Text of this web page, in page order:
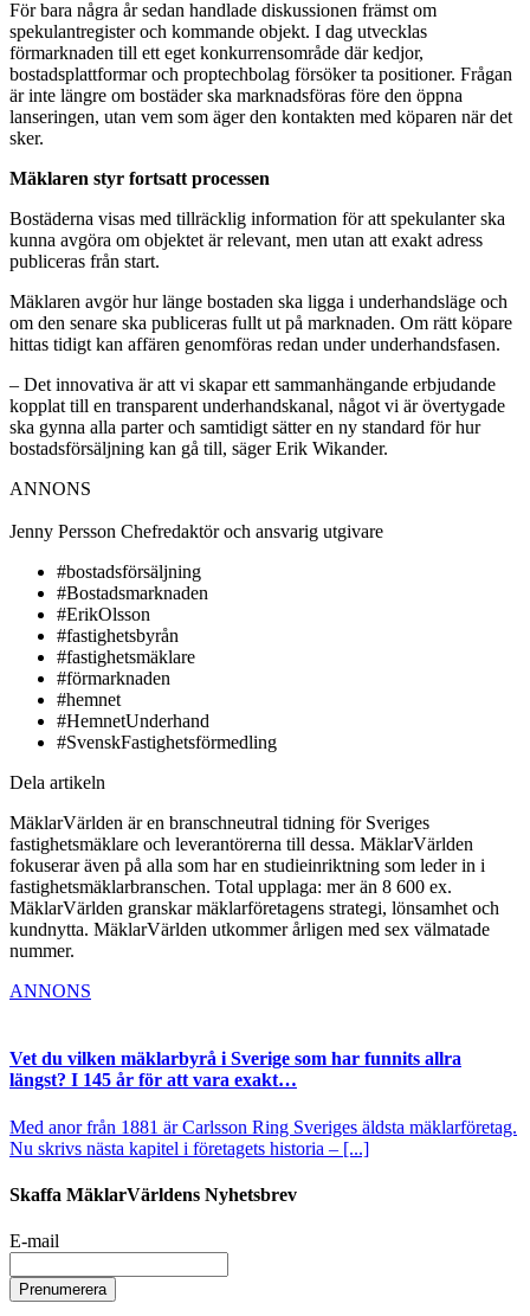
För bara några år sedan handlade diskussionen främst om
spekulantregister och kommande objekt. I dag utvecklas
förmarknaden till ett eget konkurrensområde där kedjor,
bostadsplattformar och proptechbolag försöker ta positioner. Frågan
är inte längre om bostäder ska marknadsföras före den öppna
lanseringen, utan vem som äger den kontakten med köparen när det
sker.
Mäklaren styr fortsatt processen
Bostäderna visas med tillräcklig information för att spekulanter ska
kunna avgöra om objektet är relevant, men utan att exakt adress
publiceras från start.
Mäklaren avgör hur länge bostaden ska ligga i underhandsläge och
om den senare ska publiceras fullt ut på marknaden. Om rätt köpare
hittas tidigt kan affären genomföras redan under underhandsfasen.
– Det innovativa är att vi skapar ett sammanhängande erbjudande
kopplat till en transparent underhandskanal, något vi är övertygade
ska gynna alla parter och samtidigt sätter en ny standard för hur
bostadsförsäljning kan gå till, säger Erik Wikander.
ANNONS
Jenny Persson Chefredaktör och ansvarig utgivare
#bostadsförsäljning
#Bostadsmarknaden
#ErikOlsson
#fastighetsbyrån
#fastighetsmäklare
#förmarknaden
#hemnet
#HemnetUnderhand
#SvenskFastighetsförmedling
Dela artikeln
MäklarVärlden är en branschneutral tidning för Sveriges
fastighetsmäklare och leverantörerna till dessa. MäklarVärlden
fokuserar även på alla som har en studieinriktning som leder in i
fastighetsmäklarbranschen. Total upplaga: mer än 8 600 ex.
MäklarVärlden granskar mäklarföretagens strategi, lönsamhet och
kundnytta. MäklarVärlden utkommer årligen med sex välmatade
nummer.
ANNONS
Vet du vilken mäklarbyrå i Sverige som har funnits allra
längst? I 145 år för att vara exakt…
Med anor från 1881 är Carlsson Ring Sveriges äldsta mäklarföretag.
Nu skrivs nästa kapitel i företagets historia – [...]
Skaffa MäklarVärldens Nyhetsbrev
E-mail
Prenumerera